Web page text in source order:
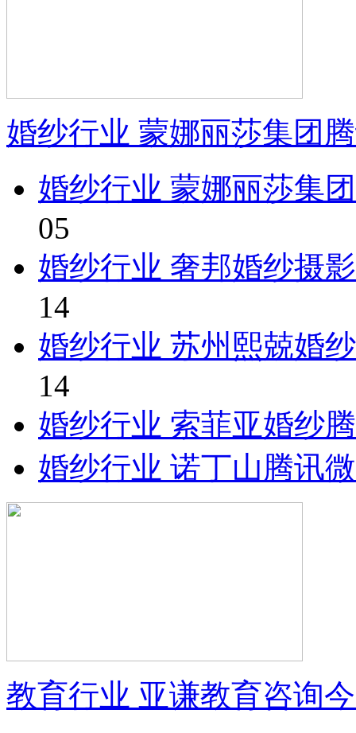
婚纱行业 蒙娜丽莎集团
婚纱行业 蒙娜丽莎集
05
婚纱行业 奢邦婚纱摄
14
婚纱行业 苏州熙兢婚
14
婚纱行业 索菲亚婚纱
婚纱行业 诺丁山腾讯
教育行业 亚谦教育咨询